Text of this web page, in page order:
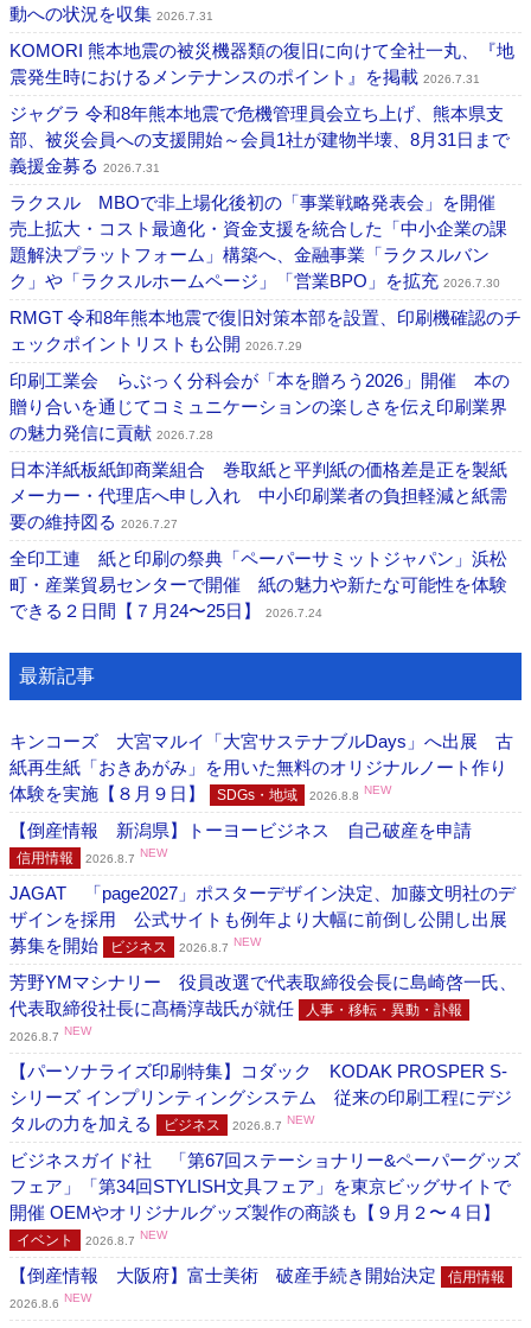
動への状況を収集 2026.7.31
KOMORI 熊本地震の被災機器類の復旧に向けて全社一丸、『地
震発生時におけるメンテナンスのポイント』を掲載 2026.7.31
ジャグラ 令和8年熊本地震で危機管理員会立ち上げ、熊本県支
部、被災会員への支援開始～会員1社が建物半壊、8月31日まで
義援金募る 2026.7.31
ラクスル MBOで非上場化後初の「事業戦略発表会」を開催
売上拡大・コスト最適化・資金支援を統合した「中小企業の課
題解決プラットフォーム」構築へ、金融事業「ラクスルバン
ク」や「ラクスルホームページ」「営業BPO」を拡充 2026.7.30
RMGT 令和8年熊本地震で復旧対策本部を設置、印刷機確認のチ
ェックポイントリストも公開 2026.7.29
印刷工業会 らぶっく分科会が「本を贈ろう2026」開催 本の
贈り合いを通じてコミュニケーションの楽しさを伝え印刷業界
の魅力発信に貢献 2026.7.28
日本洋紙板紙卸商業組合 巻取紙と平判紙の価格差是正を製紙
メーカー・代理店へ申し入れ 中小印刷業者の負担軽減と紙需
要の維持図る 2026.7.27
全印工連 紙と印刷の祭典「ペーパーサミットジャパン」浜松
町・産業貿易センターで開催 紙の魅力や新たな可能性を体験
できる２日間【７月24〜25日】
2026.7.24
最新記事
キンコーズ 大宮マルイ「大宮サステナブルDays」へ出展 古
紙再生紙「おきあがみ」を用いた無料のオリジナルノート作り
体験を実施【８月９日】
SDGs・地域 2026.8.8 NEW
【倒産情報 新潟県】トーヨービジネス 自己破産を申請
信用情報 2026.8.7 NEW
JAGAT 「page2027」ポスターデザイン決定、加藤文明社のデ
ザインを採用 公式サイトも例年より大幅に前倒し公開し出展
募集を開始
ビジネス 2026.8.7 NEW
芳野YMマシナリー 役員改選で代表取締役会長に島崎啓一氏、
代表取締役社長に髙橋淳哉氏が就任
人事・移転・異動・訃報
2026.8.7 NEW
【パーソナライズ印刷特集】コダック KODAK PROSPER S-
シリーズ インプリンティングシステム 従来の印刷工程にデジ
タルの力を加える
ビジネス 2026.8.7 NEW
ビジネスガイド社 「第67回ステーショナリー&ペーパーグッズ
フェア」「第34回STYLISH文具フェア」を東京ビッグサイトで
開催 OEMやオリジナルグッズ製作の商談も【９月２〜４日】
イベント 2026.8.7 NEW
【倒産情報 大阪府】富士美術 破産手続き開始決定 信用情報
2026.8.6 NEW